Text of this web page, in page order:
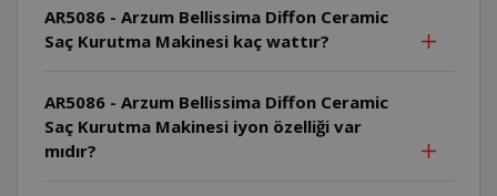
AR5086 - Arzum Bellissima Diffon Ceramic
Saç Kurutma Makinesi kaç wattır?
AR5086 - Arzum Bellissima Diffon Ceramic
Saç Kurutma Makinesi iyon özelliği var
mıdır?